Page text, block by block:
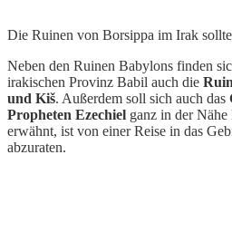
Die Ruinen von Borsippa im Irak
Neben den Ruinen Babylons finden
irakischen Provinz Babil auch die
und Kiš. Außerdem soll sich auch das
Propheten Ezechiel ganz in der
erwähnt, ist von einer Reise in das
abzuraten.